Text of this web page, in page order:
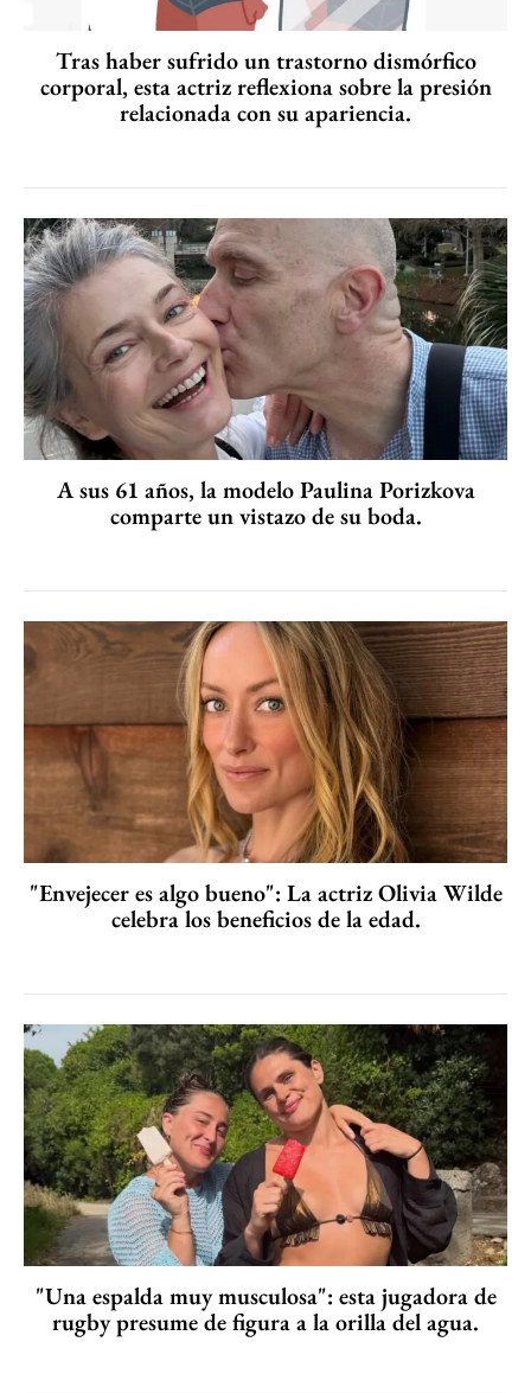
Tras haber sufrido un trastorno dismórfico
corporal, esta actriz reflexiona sobre la presión
relacionada con su apariencia.
A sus 61 años, la modelo Paulina Porizkova
comparte un vistazo de su boda.
"Envejecer es algo bueno": La actriz Olivia Wilde
celebra los beneficios de la edad.
"Una espalda muy musculosa": esta jugadora de
rugby presume de figura a la orilla del agua.